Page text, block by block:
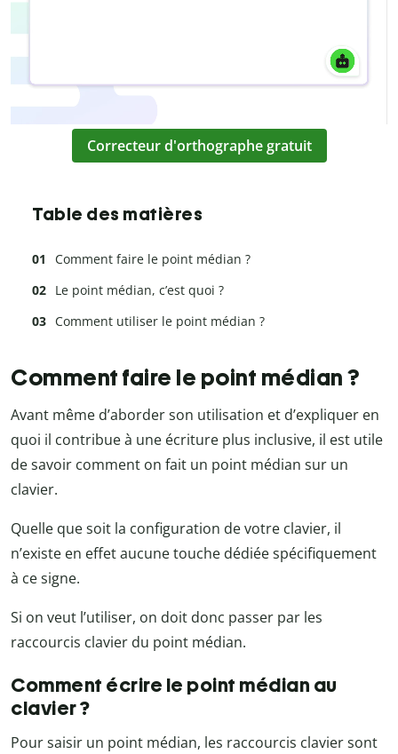
Correcteur d'orthographe gratuit
Table des matières
Comment faire le point médian ?
Le point médian, c’est quoi ?
Comment utiliser le point médian ?
Comment faire le point médian ?
Avant même d’aborder son utilisation et d’expliquer en
quoi il contribue à une écriture plus inclusive, il est utile
de savoir comment on fait un point médian sur un
clavier.
Quelle que soit la configuration de votre clavier, il
n’existe en effet aucune touche dédiée spécifiquement
à ce signe.
Si on veut l’utiliser, on doit donc passer par les
raccourcis clavier du point médian.
Comment écrire le point médian au
clavier ?
Pour saisir un point médian, les raccourcis clavier sont